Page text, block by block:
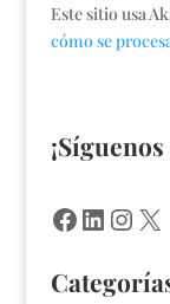
Este sitio usa
cómo se
Facebook
LinkedIn
X